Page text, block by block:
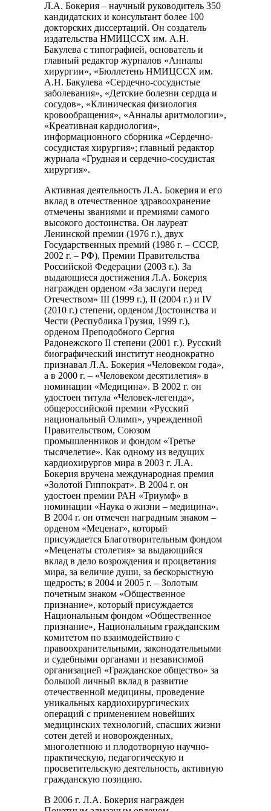
Л.А. Бокерия – научный руководитель 350
кандидатских и консультант более 100
докторских диссертаций. Он создатель
издательства НМИЦССХ им. А.Н.
Бакулева с типографией, основатель и
главный редактор журналов «Анналы
хирургии», «Бюллетень НМИЦССХ им.
А.Н. Бакулева «Сердечно-сосудистые
заболевания», «Детские болезни сердца и
сосудов», «Клиническая физиология
кровообращения», «Анналы аритмологии»,
«Креативная кардиология»,
информационного сборника «Сердечно-
сосудистая хирургия»; главный редактор
журнала «Грудная и сердечно-сосудистая
хирургия».
Активная деятельность Л.А. Бокерия и его
вклад в отечественное здравоохранение
отмечены званиями и премиями самого
высокого достоинства. Он лауреат
Ленинской премии (1976 г.), двух
Государственных премий (1986 г. – СССР,
2002 г. – РФ), Премии Правительства
Российской Федерации (2003 г.). За
выдающиеся достижения Л.А. Бокерия
награжден орденом «За заслуги перед
Отечеством» III (1999 г.), II (2004 г.) и IV
(2010 г.) степени, орденом Достоинства и
Чести (Республика Грузия, 1999 г.),
орденом Преподобного Сергия
Радонежского II степени (2001 г.). Русский
биографический институт неоднократно
признавал Л.А. Бокерия «Человеком года»,
а в 2000 г. – «Человеком десятилетия» в
номинации «Медицина». В 2002 г. он
удостоен титула «Человек-легенда»,
общероссийской премии «Русский
национальный Олимп», учрежденной
Правительством, Союзом
промышленников и фондом «Третье
тысячелетие». Как одному из ведущих
кардиохирургов мира в 2003 г. Л.А.
Бокерия вручена международная премия
«Золотой Гиппократ». В 2004 г. он
удостоен премии РАН «Триумф» в
номинации «Наука о жизни – медицина».
В 2004 г. он отмечен наградным знаком –
орденом «Меценат», который
присуждается Благотворительным фондом
«Меценаты столетия» за выдающийся
вклад в дело возрождения и процветания
мира, за величие души, за бескорыстную
щедрость; в 2004 и 2005 г. – Золотым
почетным знаком «Общественное
признание», который присуждается
Национальным фондом «Общественное
признание», Национальным гражданским
комитетом по взаимодействию с
правоохранительными, законодательными
и судебными органами и независимой
организацией «Гражданское общество» за
большой личный вклад в развитие
отечественной медицины, проведение
уникальных кардиохирургических
операций с применением новейших
медицинских технологий, спасших жизни
сотен детей и новорожденных,
многолетнюю и плодотворную научно-
практическую, педагогическую и
просветительскую деятельность, активную
гражданскую позицию.
В 2006 г. Л.А. Бокерия награжден